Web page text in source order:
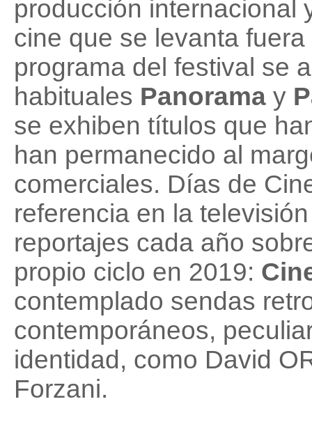
producción internacional
cine que se levanta
programa del festival se
habituales Panorama y
se exhiben títulos que
han permanecido al
comerciales. Días de
referencia en la
reportajes cada año
propio ciclo en 2019:
contemplado sendas
contemporáneos,
identidad, como David
Forzani.